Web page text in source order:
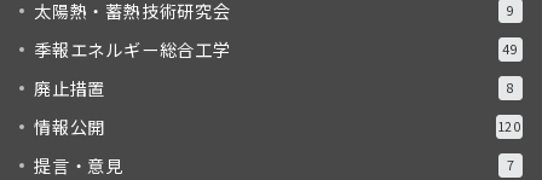
太陽熱・蓄熱技術研究会 9
季報エネルギー総合工学 49
廃止措置 8
情報公開 120
提言・意見 7